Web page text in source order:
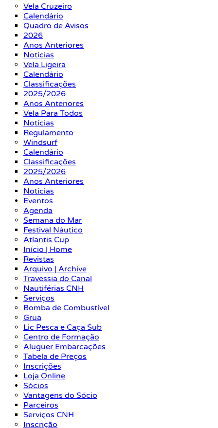
Vela Cruzeiro
Calendário
Quadro de Avisos
2026
Anos Anteriores
Notícias
Vela Ligeira
Calendário
Classificações
2025/2026
Anos Anteriores
Vela Para Todos
Notícias
Regulamento
Windsurf
Calendário
Classificações
2025/2026
Anos Anteriores
Notícias
Eventos
Agenda
Semana do Mar
Festival Náutico
Atlantis Cup
Início | Home
Revistas
Arquivo | Archive
Travessia do Canal
Nautiférias CNH
Serviços
Bomba de Combustível
Grua
Lic Pesca e Caça Sub
Centro de Formação
Aluguer Embarcações
Tabela de Preços
Inscrições
Loja Online
Sócios
Vantagens do Sócio
Parceiros
Serviços CNH
Inscrição